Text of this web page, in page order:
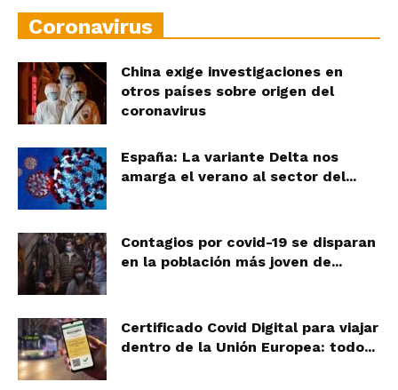
Coronavirus
China exige investigaciones en
otros países sobre origen del
coronavirus
España: La variante Delta nos
amarga el verano al sector del...
Contagios por covid-19 se disparan
en la población más joven de...
Certificado Covid Digital para viajar
dentro de la Unión Europea: todo...